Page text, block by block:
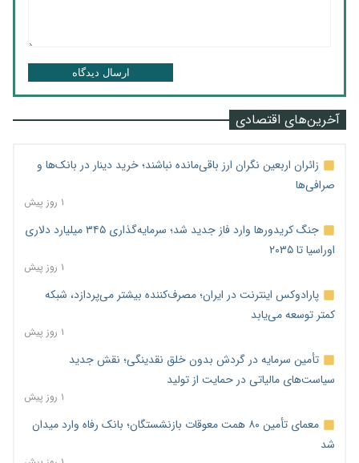
ارسال دیدگاه
آخرین‌های اقتصادی
زائران اربعین نگران ارز باقی‌مانده نباشند؛ خرید دینار در بانک‌ها و
صرافی‌ها
۱ روز پیش
جنگ کریدورها وارد فاز جدید شد؛ سرمایه‌گذاری ۳۴۵ میلیارد دلاری
اوراسیا تا ۲۰۳۵
۱ روز پیش
پارادوکس اینترنت در ایران؛ مصرف‌کننده بیشتر می‌پردازد، شبکه
کمتر توسعه می‌یابد
۱ روز پیش
تأمین سرمایه در گردش بدون خلق نقدینگی؛ نقش جدید
سیاست‌های مالیاتی در حمایت از تولید
۱ روز پیش
معمای تأمین ۸۰ همت معوقات بازنشستگان؛ بانک رفاه وارد میدان
شد